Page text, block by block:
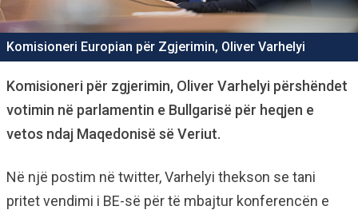
Komisioneri Europian për Zgjerimin, Oliver Varhelyi
Komisioneri për zgjerimin, Oliver Varhelyi përshëndet
votimin në parlamentin e Bullgarisë për heqjen e
vetos ndaj Maqedonisë së Veriut.
Në një postim në twitter, Varhelyi thekson se tani
pritet vendimi i BE-së për të mbajtur konferencën e